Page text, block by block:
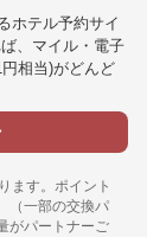
ホテル予約サイ
、マイル・電子
相当)がどんど
ます。ポイント
（一部の交換パ
がパートナーご